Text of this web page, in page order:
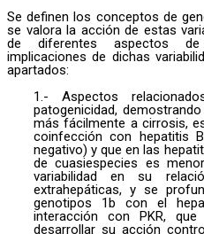
Se definen los conceptos de
se valora la acción de estas
de diferentes aspectos de
implicaciones de dichas
apartados:
1.- Aspectos
patogenicidad,
más fácilmente a cirrosis,
coinfección con hepatitis
negativo) y que en las
de cuasiespecies es
variabilidad en su
extrahepáticas, y se
genotipos 1b con el
interacción con PKR,
desarrollar su acción